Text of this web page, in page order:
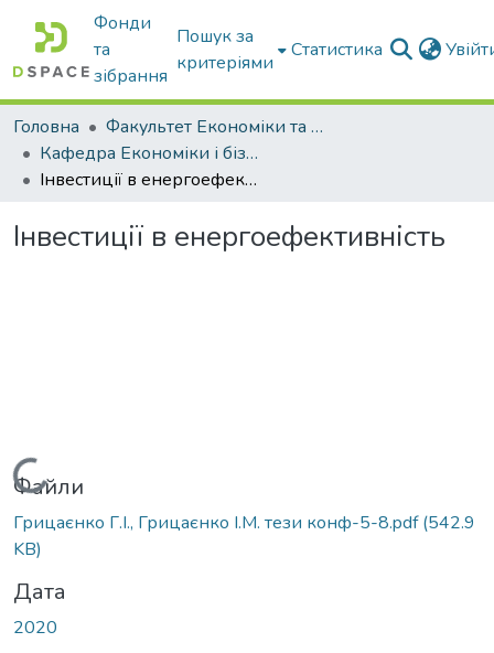
Фонди
та
зібрання
Пошук за
критеріями
Статистика
Головна
Факультет Економіки та бізнесу
Кафедра Економіки і бізнесу
Інвестиції в енергоефективність
Інвестиції в енергоефективність
Вантажиться...
Файли
Грицаєнко Г.І., Грицаєнко І.М. тези конф-5-8.pdf(542.9
KB)
Дата
2020